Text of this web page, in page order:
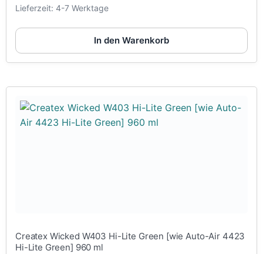
Lieferzeit: 4-7 Werktage
In den Warenkorb
Createx Wicked W403 Hi-Lite Green [wie Auto-Air 4423
Hi-Lite Green] 960 ml